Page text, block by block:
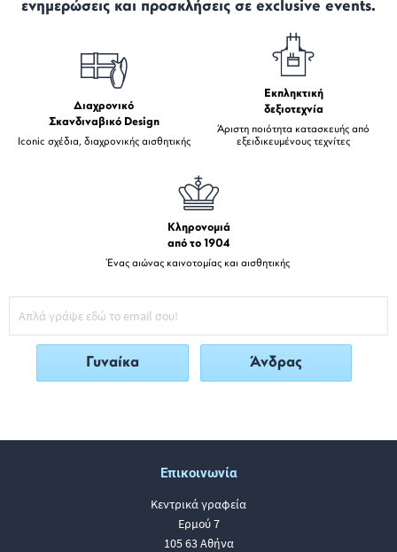
ενημερώσεις και προσκλήσεις σε exclusive events.
Διαχρονικό
Σκανδιναβικό Design
Iconic σχέδια, διαχρονικής αισθητικής
Εκπληκτική
δεξιοτεχνία
Άριστη ποιότητα κατασκευής από
εξειδικευμένους τεχνίτες
Κληρονομιά
από το 1904
Ένας αιώνας καινοτομίας και αισθητικής
Γυναίκα Άνδρας
Επικοινωνία
Κεντρικά γραφεία
Ερμού 7
105 63 Αθήνα